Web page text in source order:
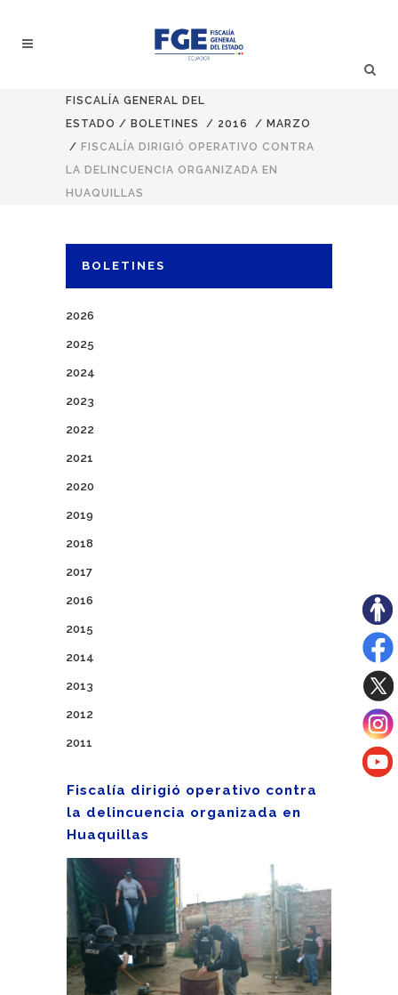
FISCALÍA GENERAL DEL
ESTADO / BOLETINES / 2016 / MARZO
/ FISCALÍA DIRIGIÓ OPERATIVO CONTRA
LA DELINCUENCIA ORGANIZADA EN
HUAQUILLAS
BOLETINES
2026
2025
2024
2023
2022
2021
2020
2019
2018
2017
2016
2015
2014
2013
2012
2011
Fiscalía dirigió operativo contra
la delincuencia organizada en
Huaquillas